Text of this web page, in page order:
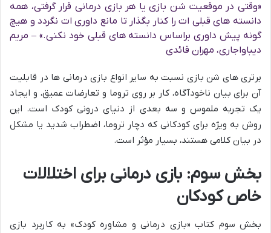
«وقتی در موقعیت شن بازی یا هر بازی درمانی قرار گرفتی، همه
دانسته های قبلی ات را کنار بگذار تا مانع داوری ات نگردد و هیچ
گونه پیش داوری براساس دانسته های قبلی خود نکنی.» – مریم
دیباواجاری، مهران قائدی
برتری های شن بازی نسبت به سایر انواع بازی درمانی ها در قابلیت
آن برای بیان ناخودآگاه، کار بر روی تروما و تعارضات عمیق، و ایجاد
یک تجربه ملموس و سه بعدی از دنیای درونی کودک است. این
روش به ویژه برای کودکانی که دچار تروما، اضطراب شدید یا مشکل
در بیان کلامی هستند، بسیار مؤثر است.
بخش سوم: بازی درمانی برای اختلالات
خاص کودکان
بخش سوم کتاب «بازی درمانی و مشاوره کودک» به کاربرد بازی